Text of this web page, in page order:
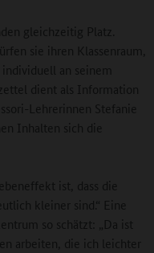
gleichzeitig Platz.
sie ihren Klassenraum,
an seinem
dient als Information
Lehrerinnen Stefanie
Inhalten sich die
ist, dass die
kleiner sind.“ Eine
so schätzt: „Da ist
arbeiten, die ich leichter